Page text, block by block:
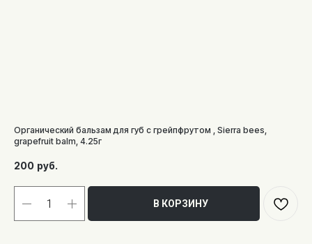
Органический бальзам для губ с грейпфрутом , Sierra bees,
grapefruit balm, 4.25г
200 руб.
В КОРЗИНУ